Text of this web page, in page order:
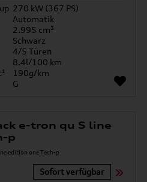
270 kW (367 PS)
Automatik
2.995 cm³
Schwarz
4/5 Türen
8.4l/100 km
190g/km
G
e-tron qu S line
p
Sofort verfügbar